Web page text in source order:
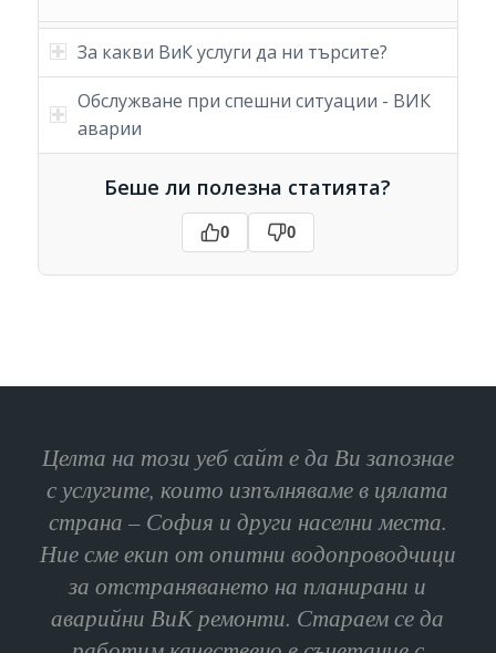
За какви ВиК услуги да ни търсите?
Обслужване при спешни ситуации - ВИК
аварии
Беше ли полезна статията?
0 0
Целта на този уеб сайт е да Ви запознае
с услугите, които изпълняваме в цялата
страна – София и други населни места.
Ние сме екип от опитни водопроводчици
за отстраняването на планирани и
аварийни ВиК ремонти. Стараем се да